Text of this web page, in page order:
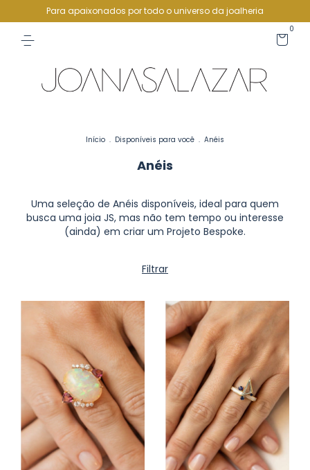
Para apaixonados por todo o universo da joalheria
0
Início . Disponíveis para você . Anéis
Anéis
Uma seleção de Anéis disponíveis, ideal para quem
busca uma joia JS, mas não tem tempo ou interesse
(ainda) em criar um Projeto Bespoke.
Filtrar